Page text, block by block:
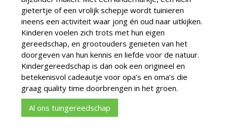
gietertje of een vrolijk schepje wordt tuinieren
ineens een activiteit waar jong én oud naar uitkijken.
Kinderen voelen zich trots met hun eigen
gereedschap, en grootouders genieten van het
doorgeven van hun kennis en liefde voor de natuur.
Kindergereedschap is dan ook een origineel en
betekenisvol cadeautje voor opa’s en oma’s die
graag quality time doorbrengen in het groen.
Al ons tuingereedschap